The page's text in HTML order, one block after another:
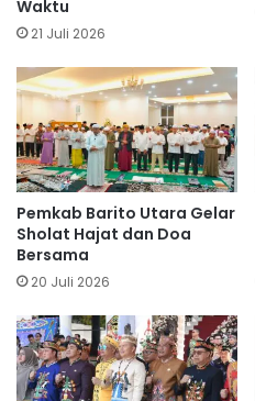
Waktu
21 Juli 2026
Pemkab Barito Utara Gelar
Sholat Hajat dan Doa
Bersama
20 Juli 2026